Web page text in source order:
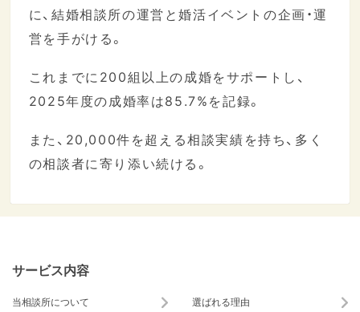
に、結婚相談所の運営と婚活イベントの企画・運
営を手がける。
これまでに200組以上の成婚をサポートし、
2025年度の成婚率は85.7%を記録。
また、20,000件を超える相談実績を持ち、多く
の相談者に寄り添い続ける。
サービス内容
当相談所について 選ばれる理由